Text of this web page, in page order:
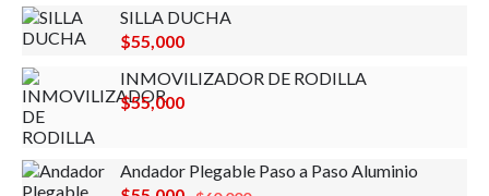
$80,000.
$75,000.
SILLA DUCHA
$55,000
INMOVILIZADOR DE RODILLA
$55,000
Andador Plegable Paso a Paso Aluminio